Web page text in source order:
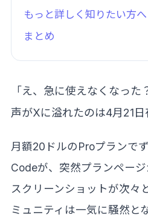
もっと詳しく知りたい方へ
まとめ
「え、急に使えなくなっ
声がXに溢れたのは4月21日
月額20ドルのProプランで
Codeが、突然プランページ
スクリーンショットが次々
ミュニティは一気に騒然と